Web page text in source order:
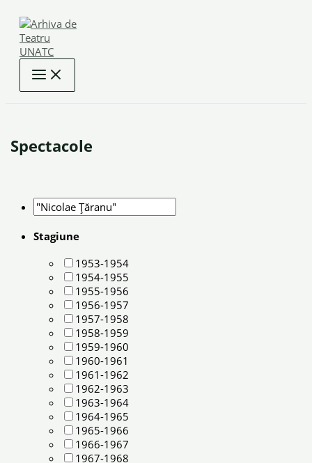
content
Spectacole
Stagiune
1953-1954
1954-1955
1955-1956
1956-1957
1957-1958
1958-1959
1959-1960
1960-1961
1961-1962
1962-1963
1963-1964
1964-1965
1965-1966
1966-1967
1967-1968